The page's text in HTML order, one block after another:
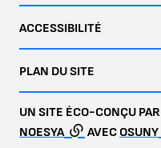
ACCESSIBILITÉ
PLAN DU SITE
UN SITE ÉCO-CONÇU PAR
NOESYA
AVEC OSUNY